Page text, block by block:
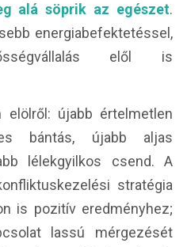
alá söprik az egészet.
energiabefektetéssel,
elől is
elölről: újabb értelmetlen
bántás, újabb aljas
lélekgyilkos csend. A
stratégia
is pozitív eredményhez;
lassú mérgezését